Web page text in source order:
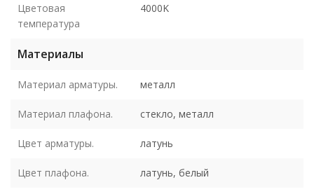
Цветовая
температура
4000K
Материалы
Материал арматуры. металл
Материал плафона. стекло, металл
Цвет арматуры. латунь
Цвет плафона. латунь, белый